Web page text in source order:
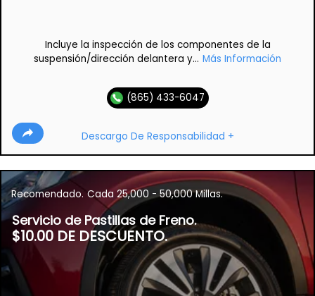
Incluye la inspección de los componentes de la
suspensión/dirección delantera y... Más Información
(865) 433-6047
Descargo De Responsabilidad +
Recomendado. Cada 25,000 - 50,000 Millas.
Servicio de Pastillas de Freno.
$10.00 DE DESCUENTO.